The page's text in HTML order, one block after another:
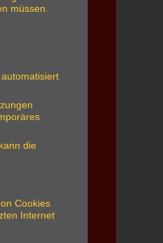
müssen.
die
Cookies
Internet